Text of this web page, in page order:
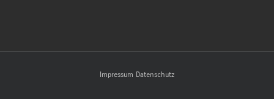
Impressum Datenschutz